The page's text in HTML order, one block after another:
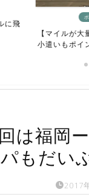
に飛
【マイルが大
小遣いもポイ
は福岡
もだい
2017